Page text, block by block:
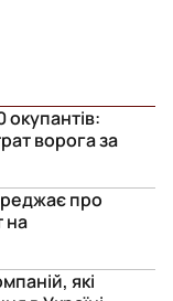
окупантів:
ворога за
про
на
які